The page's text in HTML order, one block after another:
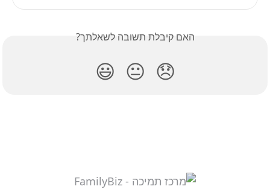
האם קיבלת תשובה לשאלתך?
😞
😐
😃